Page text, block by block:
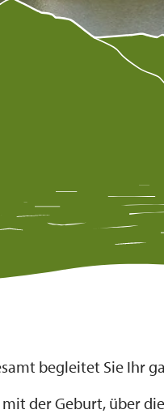
begleitet Sie Ihr
der Geburt, über